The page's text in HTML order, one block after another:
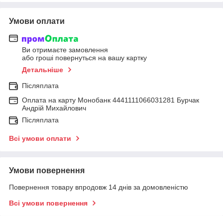
Умови оплати
Ви отримаєте замовлення
або гроші повернуться на вашу картку
Детальніше
Післяплата
Оплата на карту Монобанк 4441111066031281 Бурчак
Андрій Михайлович
Післяплата
Всі умови оплати
Умови повернення
Повернення товару впродовж 14 днів за домовленістю
Всі умови повернення